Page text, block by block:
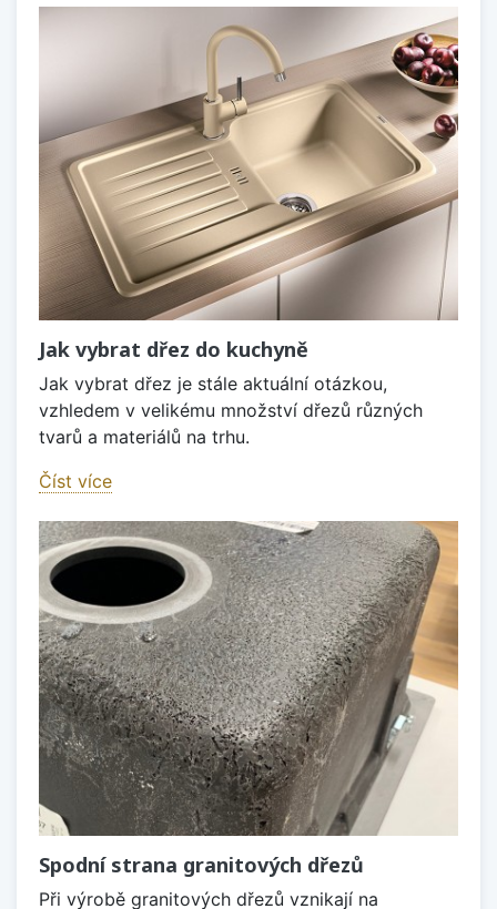
Jak vybrat dřez do kuchyně
Jak vybrat dřez je stále aktuální otázkou,
vzhledem v velikému množství dřezů různých
tvarů a materiálů na trhu.
Číst více
Spodní strana granitových dřezů
Při výrobě granitových dřezů vznikají na